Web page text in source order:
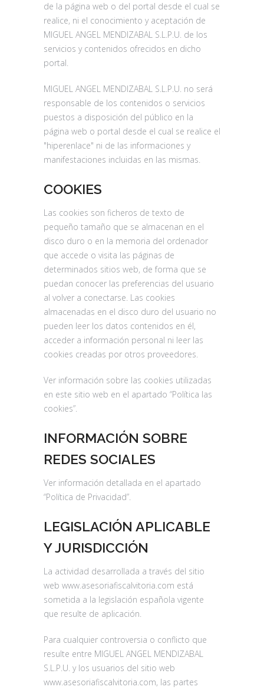
de la página web o del portal desde el cual se
realice, ni el conocimiento y aceptación de
MIGUEL ANGEL MENDIZABAL S.L.P.U. de los
servicios y contenidos ofrecidos en dicho
portal.
MIGUEL ANGEL MENDIZABAL S.L.P.U. no será
responsable de los contenidos o servicios
puestos a disposición del público en la
página web o portal desde el cual se realice el
"hiperenlace" ni de las informaciones y
manifestaciones incluidas en las mismas.
COOKIES
Las cookies son ficheros de texto de
pequeño tamaño que se almacenan en el
disco duro o en la memoria del ordenador
que accede o visita las páginas de
determinados sitios web, de forma que se
puedan conocer las preferencias del usuario
al volver a conectarse. Las cookies
almacenadas en el disco duro del usuario no
pueden leer los datos contenidos en él,
acceder a información personal ni leer las
cookies creadas por otros proveedores.
Ver información sobre las cookies utilizadas
en este sitio web en el apartado “Política las
cookies”.
INFORMACIÓN SOBRE
REDES SOCIALES
Ver información detallada en el apartado
“Política de Privacidad”.
LEGISLACIÓN APLICABLE
Y JURISDICCIÓN
La actividad desarrollada a través del sitio
web www.asesoriafiscalvitoria.com está
sometida a la legislación española vigente
que resulte de aplicación.
Para cualquier controversia o conflicto que
resulte entre MIGUEL ANGEL MENDIZABAL
S.L.P.U. y los usuarios del sitio web
www.asesoriafiscalvitoria.com, las partes